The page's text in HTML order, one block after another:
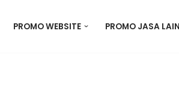
PROMO WEBSITE PROMO JASA